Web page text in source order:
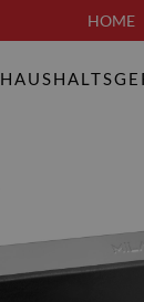
HOME